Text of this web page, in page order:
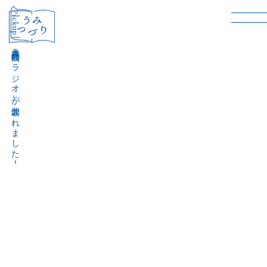
［Pickup］
音声作品『波間のラジオ』が公開されました！